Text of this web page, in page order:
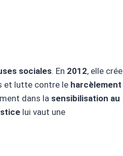
sociales. En 2012, elle crée
et lutte contre le harcèlement
dans la sensibilisation au
lui vaut une